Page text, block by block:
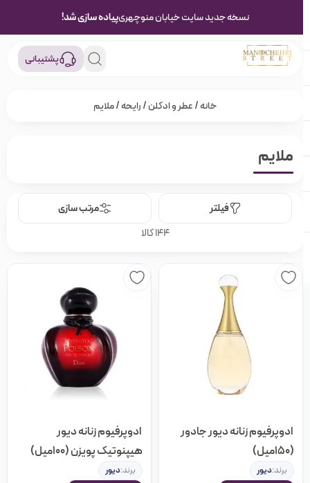
نسخه جدید سایت خیابان منوچهریپیاده سازی شد!
پشتیبانی
خانه/عطر و ادکلن/رایحه/ ملایم
ملایم
فیلتر
مرتب سازی
144 کالا
ادوپرفیوم زنانه دیور جادور
(150میل)
برند:دیور
ادوپرفیوم زنانه دیور
هیپنوتیک پویزن (100میل)
برند:دیور